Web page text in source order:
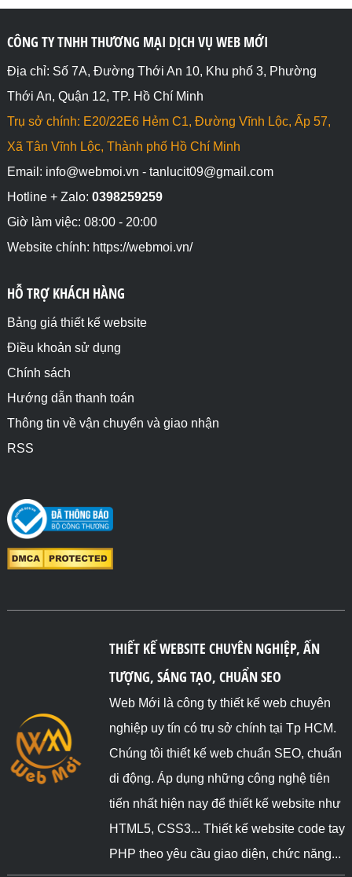
CÔNG TY TNHH THƯƠNG MẠI DỊCH VỤ WEB MỚI
Địa chỉ: Số 7A, Đường Thới An 10, Khu phố 3, Phường
Thới An, Quận 12, TP. Hồ Chí Minh
Trụ sở chính: E20/22E6 Hẻm C1, Đường Vĩnh Lộc, Ấp 57,
Xã Tân Vĩnh Lộc, Thành phố Hồ Chí Minh
Email: info@webmoi.vn - tanlucit09@gmail.com
Hotline + Zalo: 0398259259
Giờ làm việc: 08:00 - 20:00
Website chính: https://webmoi.vn/
HỖ TRỢ KHÁCH HÀNG
Bảng giá thiết kế website
Điều khoản sử dụng
Chính sách
Hướng dẫn thanh toán
Thông tin về vận chuyển và giao nhận
RSS
THIẾT KẾ WEBSITE CHUYÊN NGHIỆP, ẤN
TƯỢNG, SÁNG TẠO, CHUẨN SEO
Web Mới là công ty thiết kế web chuyên
nghiệp uy tín có trụ sở chính tại Tp HCM.
Chúng tôi thiết kế web chuẩn SEO, chuẩn
di động. Áp dụng những công nghệ tiên
tiến nhất hiện nay để thiết kế website như
HTML5, CSS3... Thiết kế website code tay
PHP theo yêu cầu giao diện, chức năng...